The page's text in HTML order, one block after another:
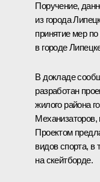
Поручение,
из города
принятие мер
в городе
В докладе
разработан
жилого района
Проектом
видов спорта, в
на скейтборде.